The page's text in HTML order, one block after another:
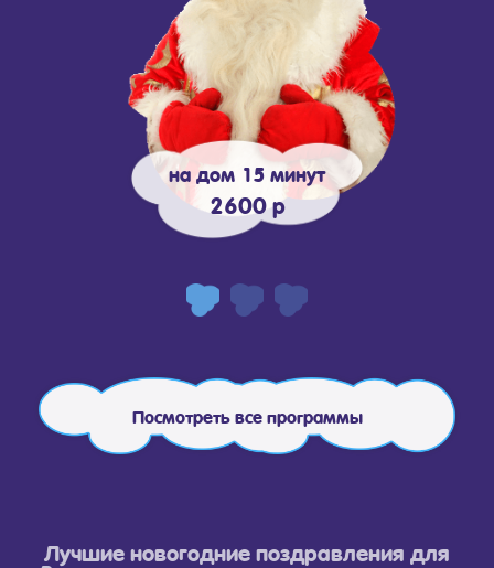
на дом 15 минут
2600 р
Посмотреть все программы
Лучшие новогодние поздравления для